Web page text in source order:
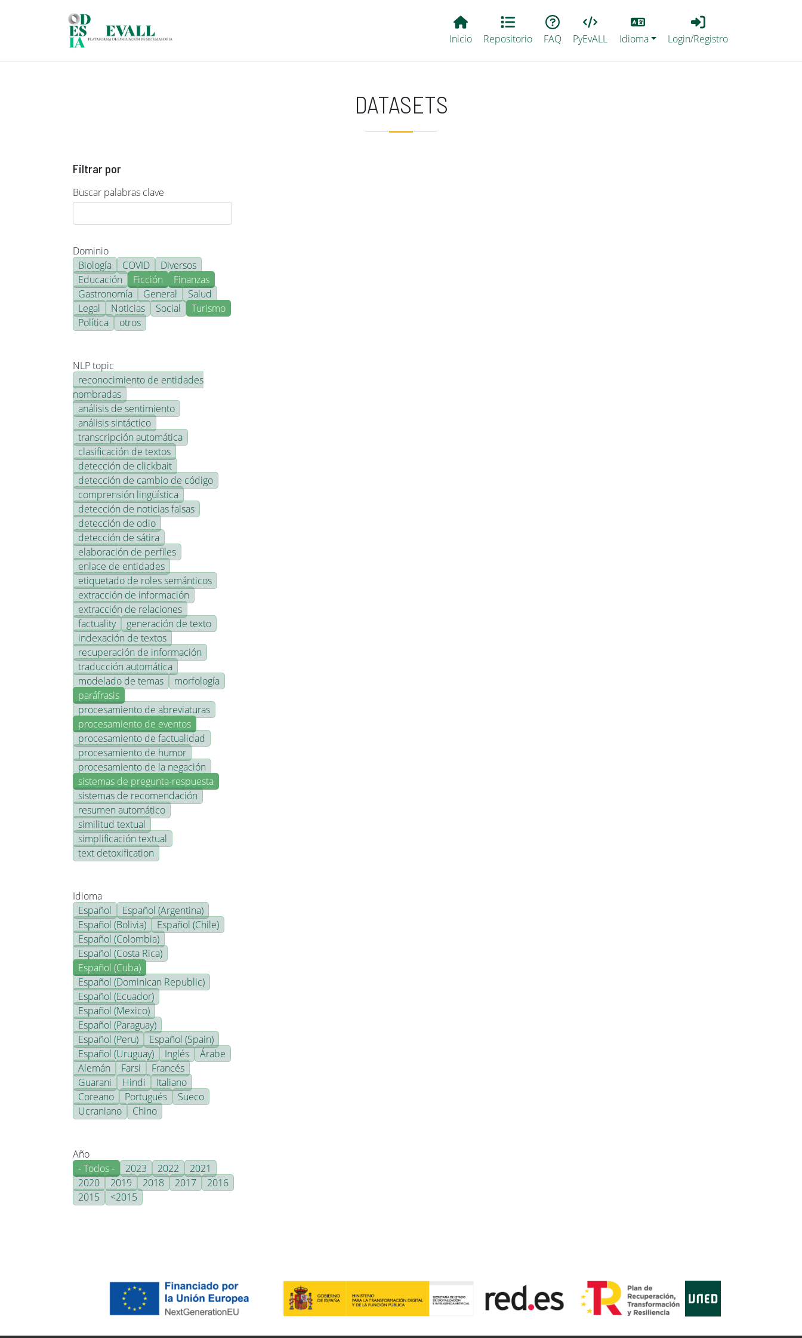
Main EvALL
Inicio Repositorio FAQ PyEvALL
Lang
Idioma
Login_Registro
Login/Registro
DATASETS
Filtrar por
Buscar palabras clave
Dominio
Biología
COVID
Diversos
Educación
Ficción
Finanzas
Gastronomía
General
Salud
Legal
Noticias Social
Turismo
Política
otros
NLP topic
reconocimiento de entidades
nombradas
análisis de sentimiento
análisis sintáctico
transcripción automática
clasificación de textos
detección de clickbait
detección de cambio de código
comprensión lingüística
detección de noticias falsas
detección de odio
detección de sátira
elaboración de perfiles
enlace de entidades
etiquetado de roles semánticos
extracción de información
extracción de relaciones
factuality
generación de texto
indexación de textos
recuperación de información
traducción automática
modelado de temas
morfología
paráfrasis
procesamiento de abreviaturas
procesamiento de eventos
procesamiento de factualidad
procesamiento de humor
procesamiento de la negación
sistemas de pregunta-respuesta
sistemas de recomendación
resumen automático
similitud textual
simplificación textual
text detoxification
Idioma
Español
Español (Argentina)
Español (Bolivia)
Español (Chile)
Español (Colombia)
Español (Costa Rica)
Español (Cuba)
Español (Dominican Republic)
Español (Ecuador)
Español (Mexico)
Español (Paraguay)
Español (Peru)
Español (Spain)
Español (Uruguay)
Inglés
Árabe
Alemán
Farsi
Francés
Guarani
Hindi
Italiano
Coreano
Portugués
Sueco
Ucraniano
Chino
Año
- Todos -
2023 2022
2021
2020
2019 2018 2017
2016
2015
<2015